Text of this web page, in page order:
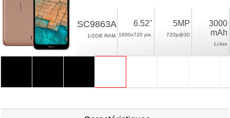
SC9863A
1/2GB RAM
6.52"
1600x720 pix.
5MP
720p@30
3000
mAh
Li-Ion